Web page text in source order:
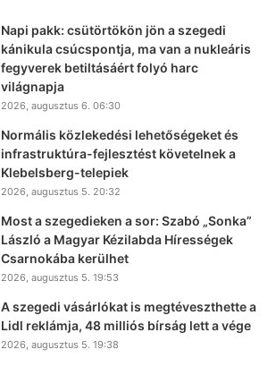
Napi pakk: csütörtökön jön a szegedi
kánikula csúcspontja, ma van a nukleáris
fegyverek betiltásáért folyó harc
világnapja
2026, augusztus 6. 06:30
Normális közlekedési lehetőségeket és
infrastruktúra-fejlesztést követelnek a
Klebelsberg-telepiek
2026, augusztus 5. 20:32
Most a szegedieken a sor: Szabó „Sonka”
László a Magyar Kézilabda Hírességek
Csarnokába kerülhet
2026, augusztus 5. 19:53
A szegedi vásárlókat is megtéveszthette a
Lidl reklámja, 48 milliós bírság lett a vége
2026, augusztus 5. 19:38